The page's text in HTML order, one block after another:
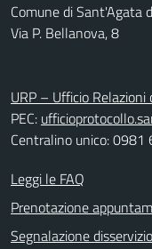
Comune di Sant'Agata
Via P. Bellanova, 8
URP – Ufficio Relazioni
PEC:
Centralino unico: 0981
Leggi le FAQ
Prenotazione
Segnalazione disservizio